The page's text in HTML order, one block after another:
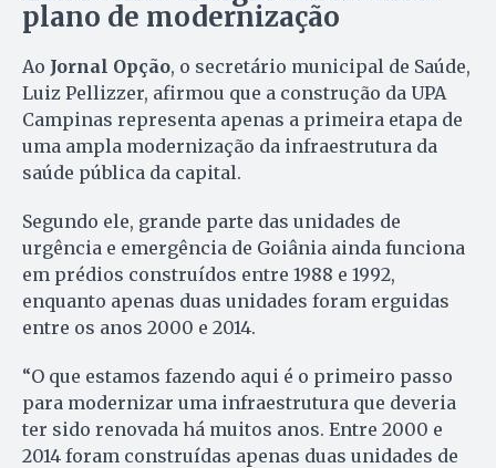
plano de modernização
Ao Jornal Opção, o secretário municipal de Saúde,
Luiz Pellizzer, afirmou que a construção da UPA
Campinas representa apenas a primeira etapa de
uma ampla modernização da infraestrutura da
saúde pública da capital.
Segundo ele, grande parte das unidades de
urgência e emergência de Goiânia ainda funciona
em prédios construídos entre 1988 e 1992,
enquanto apenas duas unidades foram erguidas
entre os anos 2000 e 2014.
“O que estamos fazendo aqui é o primeiro passo
para modernizar uma infraestrutura que deveria
ter sido renovada há muitos anos. Entre 2000 e
2014 foram construídas apenas duas unidades de